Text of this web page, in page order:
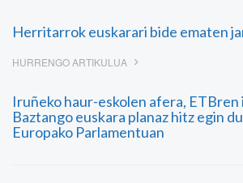
Herritarrok euskarari bide ematen
HURRENGO ARTIKULUA
Iruñeko haur-eskolen afera, ETBren
Baztango euskara planaz hitz egin
Europako Parlamentuan